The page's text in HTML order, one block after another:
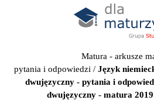
Matura - arkusze
pytania i odpowiedzi / Język
dwujęzyczny - pytania i
dwujęzyczny - matura